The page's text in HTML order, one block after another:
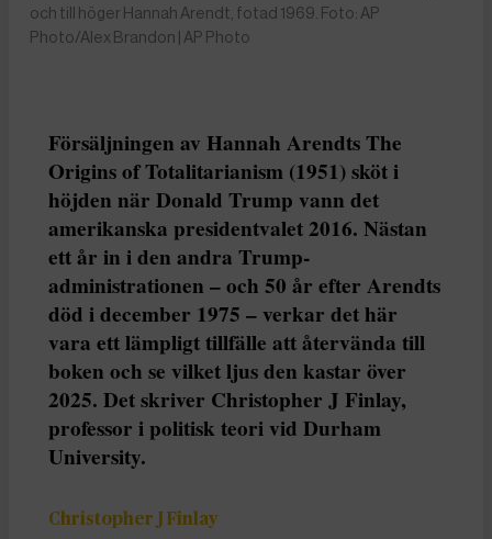
och till höger Hannah Arendt, fotad 1969. Foto: AP
Photo/Alex Brandon | AP Photo
Försäljningen av Hannah Arendts The
Origins of Totalitarianism (1951) sköt i
höjden när Donald Trump vann det
amerikanska presidentvalet 2016. Nästan
ett år in i den andra Trump-
administrationen – och 50 år efter Arendts
död i december 1975 – verkar det här
vara ett lämpligt tillfälle att återvända till
boken och se vilket ljus den kastar över
2025. Det skriver Christopher J Finlay,
professor i politisk teori vid Durham
University.
Christopher J Finlay